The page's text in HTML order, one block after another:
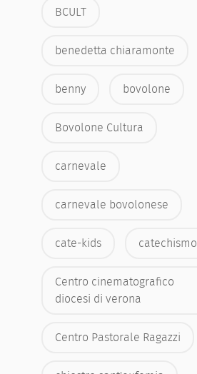
BCULT
benedetta chiaramonte
benny bovolone
Bovolone Cultura
carnevale
carnevale bovolonese
cate-kids catechismo
Centro cinematografico
diocesi di verona
Centro Pastorale Ragazzi